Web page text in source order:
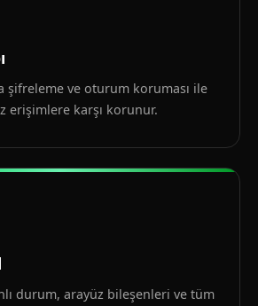
şifreleme ve oturum koruması ile
erişimlere karşı korunur.
durum, arayüz bileşenleri ve tüm